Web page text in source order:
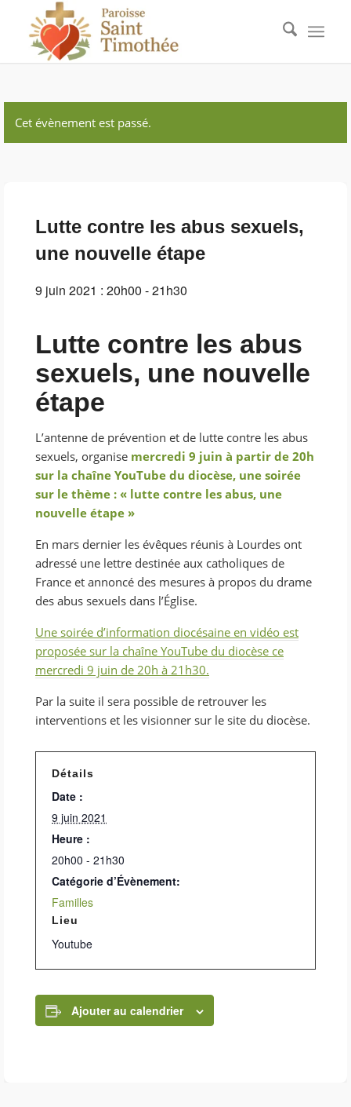
Cet évènement est passé.
Lutte contre les abus sexuels,
une nouvelle étape
9 juin 2021 : 20h00 -21h30
Lutte contre les abus
sexuels, une nouvelle
étape
L’antenne de prévention et de lutte contre les abus
sexuels, organise mercredi 9 juin à partir de 20h
sur la chaîne YouTube du diocèse, une soirée
sur le thème : « lutte contre les abus, une
nouvelle étape »
En mars dernier les évêques réunis à Lourdes ont
adressé une lettre destinée aux catholiques de
France et annoncé des mesures à propos du drame
des abus sexuels dans l’Église.
Une soirée d’information diocésaine en vidéo est
proposée sur la chaîne YouTube du diocèse ce
mercredi 9 juin de 20h à 21h30.
Par la suite il sera possible de retrouver les
interventions et les visionner sur le site du diocèse.
Détails
Date :
9 juin 2021
Heure :
20h00 - 21h30
Catégorie d’Évènement:
Familles
Lieu
Youtube
Ajouter au calendrier